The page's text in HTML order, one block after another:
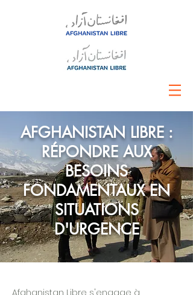
AFGHANISTAN LIBRE :
RÉPONDRE AUX
BESOINS
FONDAMENTAUX EN
SITUATIONS
D'URGENCE
Afghanistan Libre s'engage à